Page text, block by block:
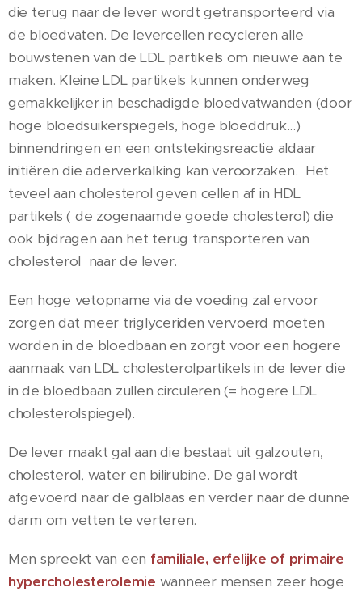
die terug naar de lever wordt getransporteerd via
de bloedvaten. De levercellen recycleren alle
bouwstenen van de LDL partikels om nieuwe aan te
maken. Kleine LDL partikels kunnen onderweg
gemakkelijker in beschadigde bloedvatwanden (door
hoge bloedsuikerspiegels, hoge bloeddruk...)
binnendringen en een ontstekingsreactie aldaar
initiëren die aderverkalking kan veroorzaken. Het
teveel aan cholesterol geven cellen af in HDL
partikels ( de zogenaamde goede cholesterol) die
ook bijdragen aan het terug transporteren van
cholesterol naar de lever.
Een hoge vetopname via de voeding zal ervoor
zorgen dat meer triglyceriden vervoerd moeten
worden in de bloedbaan en zorgt voor een hogere
aanmaak van LDL cholesterolpartikels in de lever die
in de bloedbaan zullen circuleren (= hogere LDL
cholesterolspiegel).
De lever maakt gal aan die bestaat uit galzouten,
cholesterol, water en bilirubine. De gal wordt
afgevoerd naar de galblaas en verder naar de dunne
darm om vetten te verteren.
Men spreekt van een familiale, erfelijke of primaire
hypercholesterolemie wanneer mensen zeer hoge